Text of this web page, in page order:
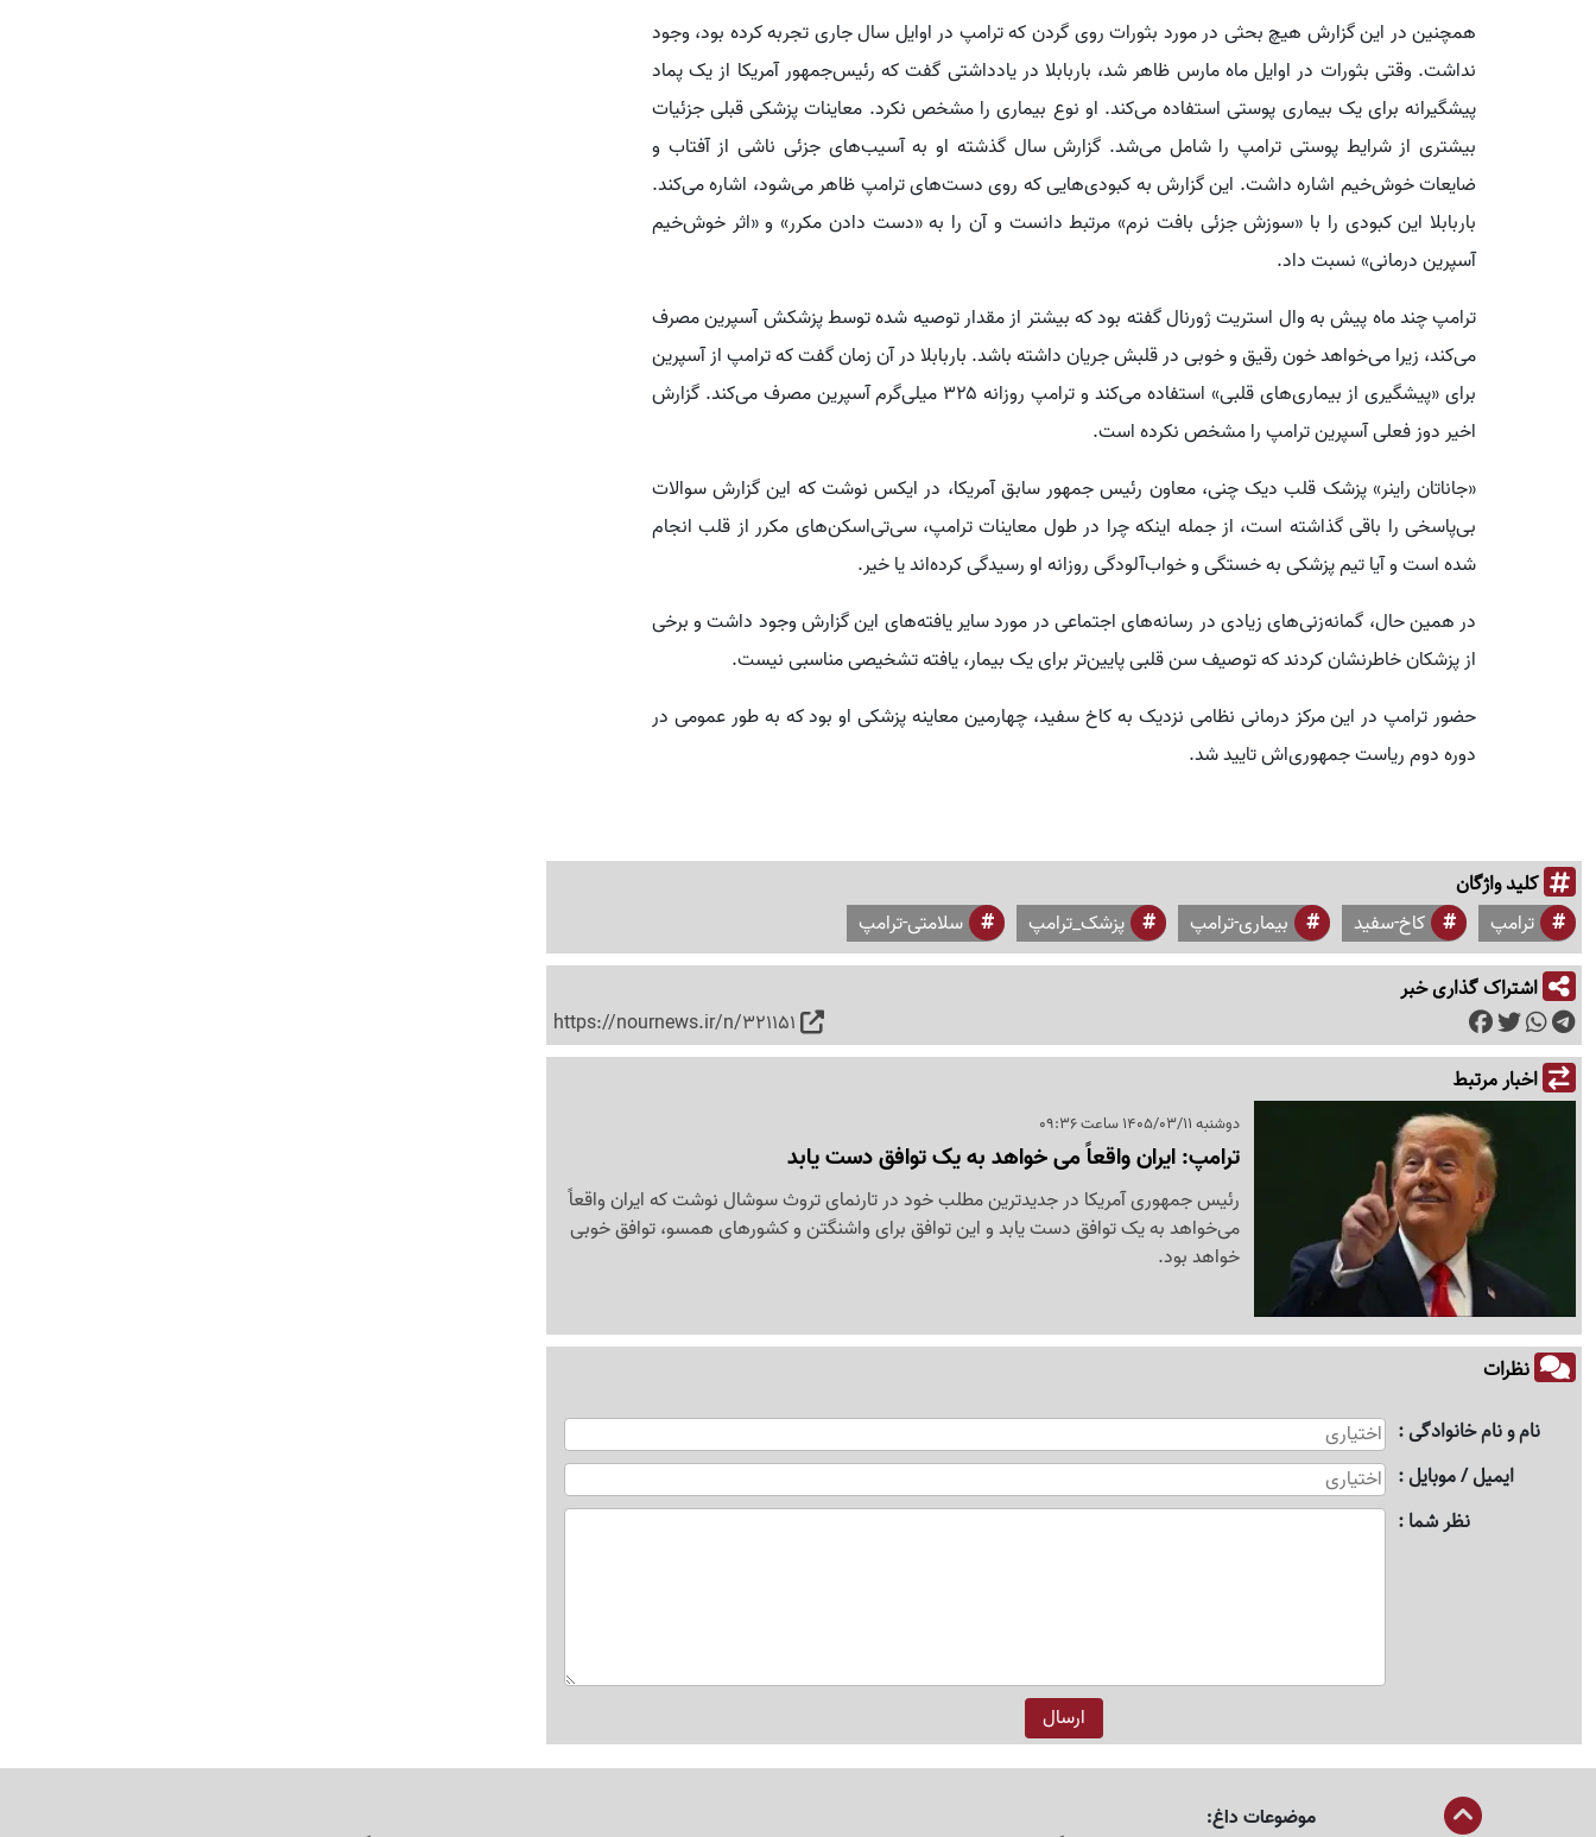
همچنین در این گزارش هیچ بحثی در مورد بثورات روی گردن که ترامپ در اوایل سال جاری تجربه کرده بود، وجود
نداشت. وقتی بثورات در اوایل ماه مارس ظاهر شد، باربابلا در یادداشتی گفت که رئیس‌جمهور آمریکا از یک پماد
پیشگیرانه برای یک بیماری پوستی استفاده می‌کند. او نوع بیماری را مشخص نکرد. معاینات پزشکی قبلی جزئیات
بیشتری از شرایط پوستی ترامپ را شامل می‌شد. گزارش سال گذشته او به آسیب‌های جزئی ناشی از آفتاب و
ضایعات خوش‌خیم اشاره داشت. این گزارش به کبودی‌هایی که روی دست‌های ترامپ ظاهر می‌شود، اشاره می‌کند.
باربابلا این کبودی را با «سوزش جزئی بافت نرم» مرتبط دانست و آن را به «دست دادن مکرر» و «اثر خوش‌خیم
آسپرین درمانی» نسبت داد.
ترامپ چند ماه پیش به وال استریت ژورنال گفته بود که بیشتر از مقدار توصیه شده توسط پزشکش آسپرین مصرف
می‌کند، زیرا می‌خواهد خون رقیق و خوبی در قلبش جریان داشته باشد. باربابلا در آن زمان گفت که ترامپ از آسپرین
برای «پیشگیری از بیماری‌های قلبی» استفاده می‌کند و ترامپ روزانه ۳۲۵ میلی‌گرم آسپرین مصرف می‌کند. گزارش
اخیر دوز فعلی آسپرین ترامپ را مشخص نکرده است.
«جاناتان راینر» پزشک قلب دیک چنی، معاون رئیس جمهور سابق آمریکا، در ایکس نوشت که این گزارش سوالات
بی‌پاسخی را باقی گذاشته است، از جمله اینکه چرا در طول معاینات ترامپ، سی‌تی‌اسکن‌های مکرر از قلب انجام
شده است و آیا تیم پزشکی به خستگی و خواب‌آلودگی روزانه او رسیدگی کرده‌اند یا خیر.
در همین حال، گمانه‌زنی‌های زیادی در رسانه‌های اجتماعی در مورد سایر یافته‌های این گزارش وجود داشت و برخی
از پزشکان خاطرنشان کردند که توصیف سن قلبی پایین‌تر برای یک بیمار، یافته تشخیصی مناسبی نیست.
حضور ترامپ در این مرکز درمانی نظامی نزدیک به کاخ سفید، چهارمین معاینه پزشکی او بود که به طور عمومی در
دوره دوم ریاست جمهوری‌اش تایید شد.
کلید واژگان
ترامپ کاخ-سفید بیماری-ترامپ پزشک_ترامپ سلامتی-ترامپ
اشتراک گذاری خبر
https://nournews.ir/n/321151
اخبار مرتبط
دوشنبه 1405/03/11 ساعت 09:36
ترامپ: ایران واقعاً می خواهد به یک توافق دست یابد
رئیس جمهوری آمریکا در جدیدترین مطلب خود در تارنمای تروث سوشال نوشت که ایران واقعاً
می‌خواهد به یک توافق دست یابد و این توافق برای واشنگتن و کشورهای همسو، توافق خوبی
خواهد بود.
نظرات
نام و نام خانوادگی
ایمیل / موبایل
نظر شما
موضوعات داغ: